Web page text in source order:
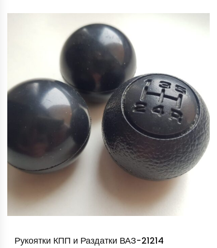
Рукоятки КПП и Раздатки ВАЗ-21214